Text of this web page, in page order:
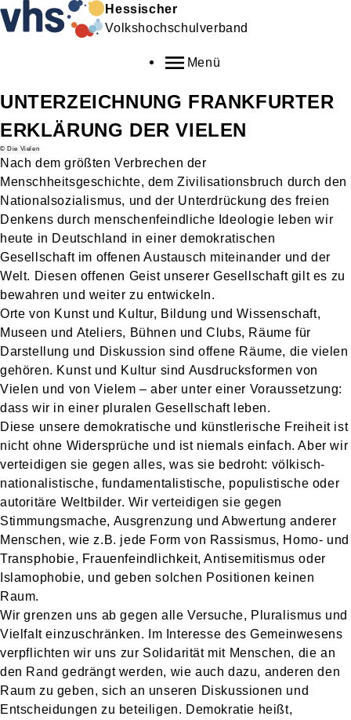
Hessischer
Volkshochschulverband
Menü
UNTERZEICHNUNG FRANKFURTER
ERKLÄRUNG DER VIELEN
© Die Vielen
Nach dem größten Verbrechen der
Menschheitsgeschichte, dem Zivilisationsbruch durch den
Nationalsozialismus, und der Unterdrückung des freien
Denkens durch menschenfeindliche Ideologie leben wir
heute in Deutschland in einer demokratischen
Gesellschaft im offenen Austausch miteinander und der
Welt. Diesen offenen Geist unserer Gesellschaft gilt es zu
bewahren und weiter zu entwickeln.
Orte von Kunst und Kultur, Bildung und Wissenschaft,
Museen und Ateliers, Bühnen und Clubs, Räume für
Darstellung und Diskussion sind offene Räume, die vielen
gehören. Kunst und Kultur sind Ausdrucksformen von
Vielen und von Vielem – aber unter einer Voraussetzung:
dass wir in einer pluralen Gesellschaft leben.
Diese unsere demokratische und künstlerische Freiheit ist
nicht ohne Widersprüche und ist niemals einfach. Aber wir
verteidigen sie gegen alles, was sie bedroht: völkisch-
nationalistische, fundamentalistische, populistische oder
autoritäre Weltbilder. Wir verteidigen sie gegen
Stimmungsmache, Ausgrenzung und Abwertung anderer
Menschen, wie z.B. jede Form von Rassismus, Homo- und
Transphobie, Frauenfeindlichkeit, Antisemitismus oder
Islamophobie, und geben solchen Positionen keinen
Raum.
Wir grenzen uns ab gegen alle Versuche, Pluralismus und
Vielfalt einzuschränken. Im Interesse des Gemeinwesens
verpflichten wir uns zur Solidarität mit Menschen, die an
den Rand gedrängt werden, wie auch dazu, anderen den
Raum zu geben, sich an unseren Diskussionen und
Entscheidungen zu beteiligen. Demokratie heißt,